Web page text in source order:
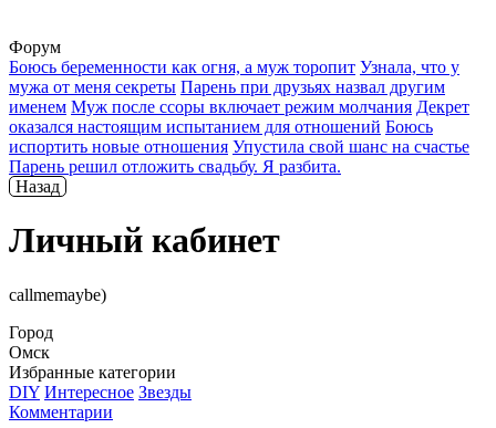
Форум
Боюсь беременности как огня, а муж торопит Узнала, что у
мужа от меня секреты Парень при друзьях назвал другим
именем Муж после ссоры включает режим молчания Декрет
оказался настоящим испытанием для отношений Боюсь
испортить новые отношения Упустила свой шанс на счастье
Парень решил отложить свадьбу. Я разбита.
Назад
Личный кабинет
callmemaybe)
Город
Омск
Избранные категории
DIY Интересное Звезды
Комментарии